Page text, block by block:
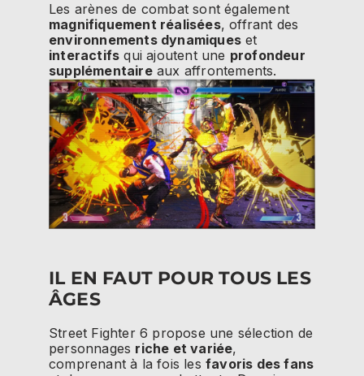
Les arènes de combat sont également
magnifiquement réalisées, offrant des
environnements dynamiques et
interactifs qui ajoutent une profondeur
supplémentaireaux affrontements.
IL EN FAUT POUR TOUS LES
ÂGES
Street Fighter 6 propose une sélection de
personnages riche et variée,
comprenant à la fois les favoris des fans